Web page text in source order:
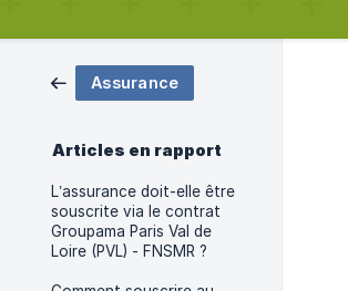
Assurance
Articles en rapport
L’assurance doit-elle être
souscrite via le contrat
Groupama Paris Val de
Loire (PVL) - FNSMR ?